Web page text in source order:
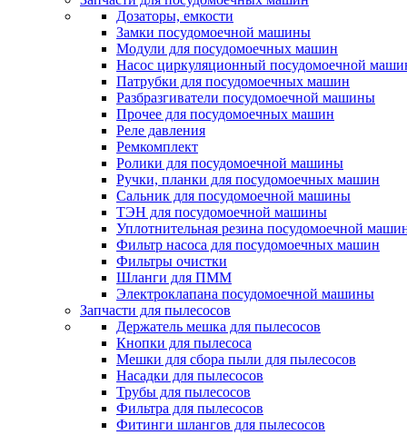
Дозаторы, емкости
Замки посудомоечной машины
Модули для посудомоечных машин
Насос циркуляционный посудомоечной
Патрубки для посудомоечных машин
Разбразгиватели посудомоечной машины
Прочее для посудомоечных машин
Реле давления
Ремкомплект
Ролики для посудомоечной машины
Ручки, планки для посудомоечных машин
Сальник для посудомоечной машины
ТЭН для посудомоечной машины
Уплотнительная резина посудомоечной
Фильтр насоса для посудомоечных машин
Фильтры очистки
Шланги для ПММ
Электроклапана посудомоечной машины
Запчасти для пылесосов
Держатель мешка для пылесосов
Кнопки для пылесоса
Мешки для сбора пыли для пылесосов
Насадки для пылесосов
Трубы для пылесосов
Фильтра для пылесосов
Фитинги шлангов для пылесосов